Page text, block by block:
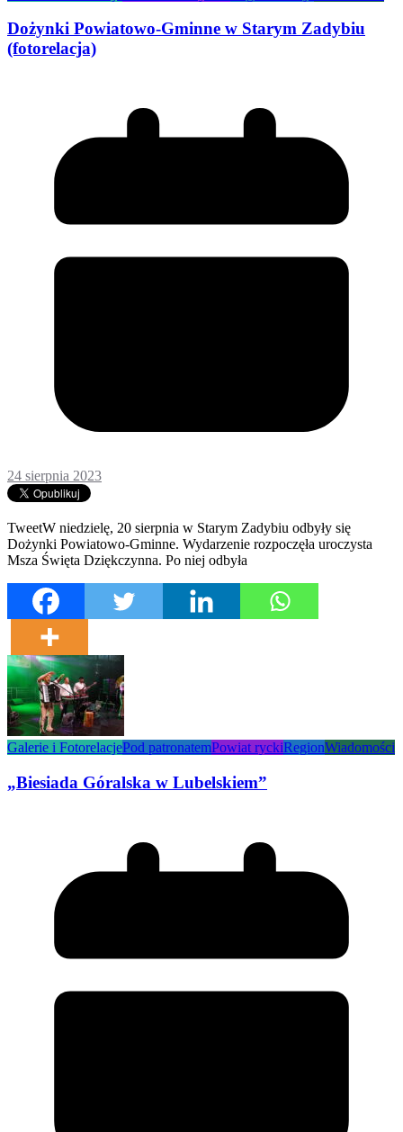
Dożynki Powiatowo-Gminne w Starym Zadybiu
(fotorelacja)
24 sierpnia 2023
TweetW niedzielę, 20 sierpnia w Starym Zadybiu odbyły się
Dożynki Powiatowo-Gminne. Wydarzenie rozpoczęła uroczysta
Msza Święta Dziękczynna. Po niej odbyła
Galerie i FotorelacjePod patronatemPowiat ryckiRegionWiadomości
„Biesiada Góralska w Lubelskiem”